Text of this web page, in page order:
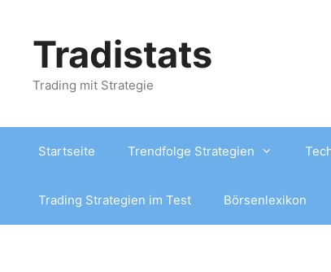
springenTradistats
Trading mit Strategie
Startseite Trendfolge Strategien
Trading Strategien im Test Börsenlexikon